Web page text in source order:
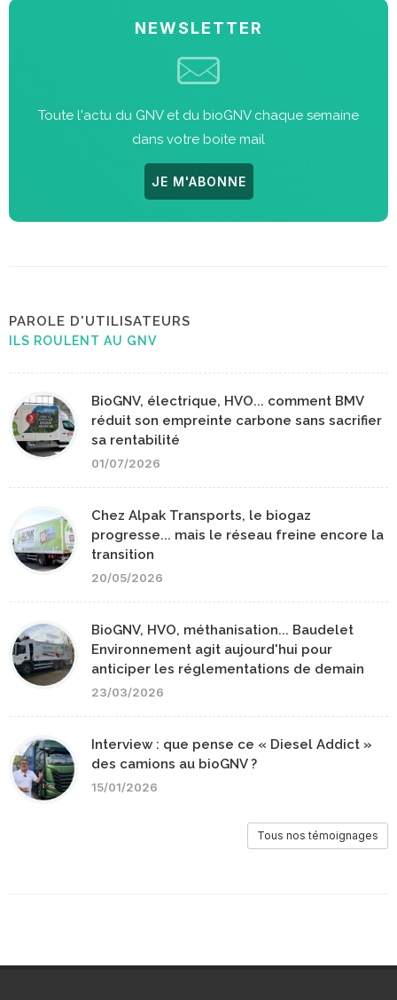
NEWSLETTER
Toute l'actu du GNV et du bioGNV chaque semaine
dans votre boite mail
JE M'ABONNE
PAROLE D'UTILISATEURS
ILS ROULENT AU GNV
BioGNV, électrique, HVO... comment BMV
réduit son empreinte carbone sans sacrifier
sa rentabilité
01/07/2026
Chez Alpak Transports, le biogaz
progresse... mais le réseau freine encore la
transition
20/05/2026
BioGNV, HVO, méthanisation... Baudelet
Environnement agit aujourd'hui pour
anticiper les réglementations de demain
23/03/2026
Interview : que pense ce « Diesel Addict »
des camions au bioGNV ?
15/01/2026
Tous nos témoignages